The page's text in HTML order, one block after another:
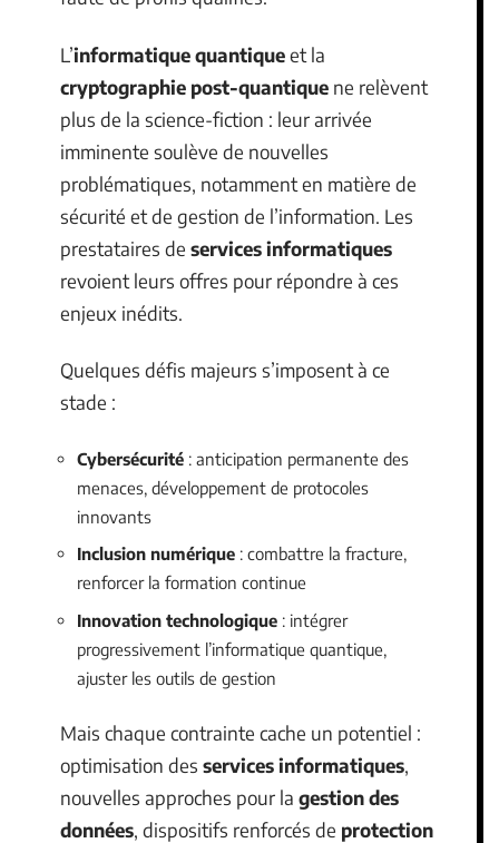
L’informatique quantiqueet la
cryptographie post-quantique ne relèvent
plus de la science-fiction : leur arrivée
imminente soulève de nouvelles
problématiques, notamment en matière de
sécurité et de gestion de l’information. Les
prestataires de services informatiques
revoient leurs offres pour répondre à ces
enjeux inédits.
Quelques défis majeurs s’imposent à ce
stade :
Cybersécurité : anticipation permanente des
menaces, développement de protocoles
innovants
Inclusion numérique : combattre la fracture,
renforcer la formation continue
Innovation technologique : intégrer
progressivement l’informatique quantique,
ajuster les outils de gestion
Mais chaque contrainte cache un potentiel :
optimisation des services informatiques,
nouvelles approches pour la gestion des
données, dispositifs renforcés de protection